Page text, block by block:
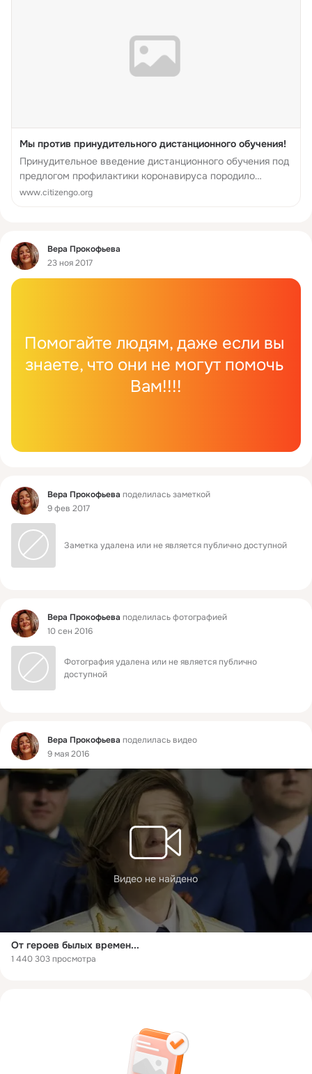
Мы против принудительного дистанционного обучения!
Принудительное введение дистанционного обучения под
предлогом профилактики коронавируса породило
настоящий беспредел в школах, кружках, секциях,
www.citizengo.org
Фид
Вера Прокофьева
23 ноя 2017
Помогайте людям, даже если вы
знаете, что они не могут помочь
Вам!!!!
Фид Вера Прокофьева поделилась заметкой
9 фев 2017
Заметка удалена или не является публично доступной
Фид Вера Прокофьева поделилась фотографией
10 сен 2016
Фотография удалена или не является публично
доступной
Фид Вера Прокофьева поделилась видео
9 мая 2016
Видео не найдено
От героев былых времен...
1 440 303 просмотра